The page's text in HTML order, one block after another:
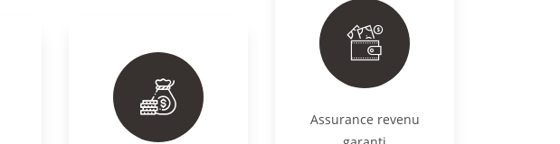
Assurance revenu